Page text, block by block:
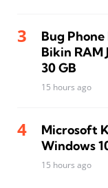
Bug
Bikin RAM
30 GB
15 hours ago
Microsoft
Windows
15 hours ago